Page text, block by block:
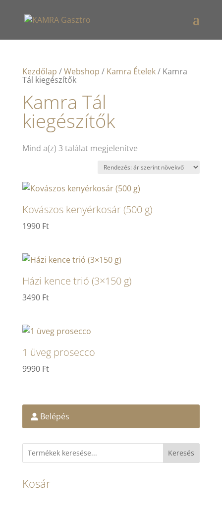
Kezdőlap /Webshop / Kamra Ételek/ Kamra
Tál kiegészítők
Kamra Tál
kiegészítők
Mind a(z) 3 találat megjelenítveSorted
price:
low
high
Kovászos kenyérkosár (500 g)
1990 Ft
Házi kence trió (3×150 g)
3490 Ft
1 üveg prosecco
9990 Ft
Belépés
Keresés
Kosár